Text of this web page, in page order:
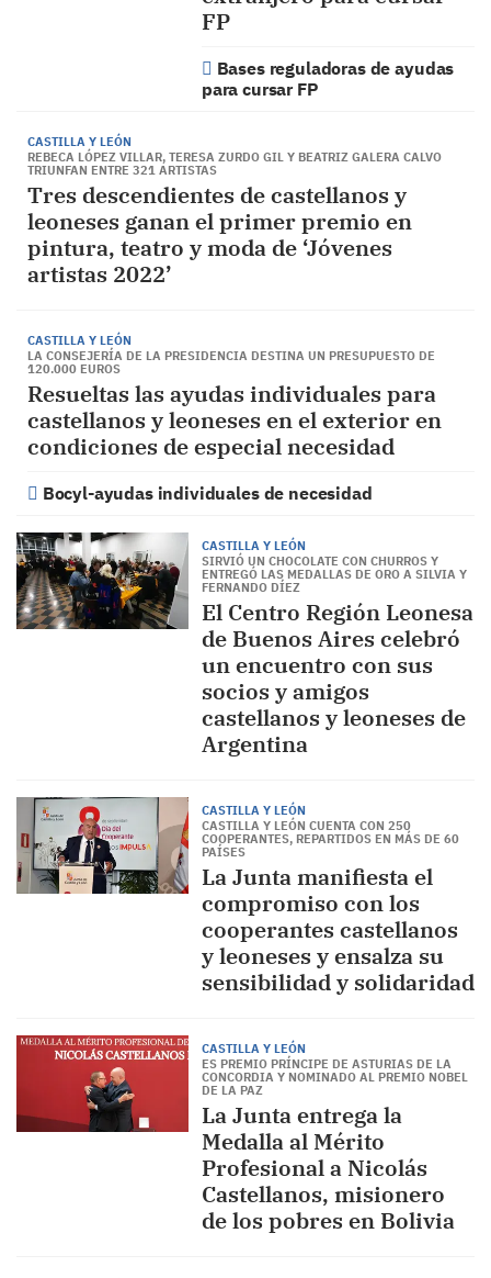
FP
Bases reguladoras de ayudas
para cursar FP
CASTILLA Y LEÓN
REBECA LÓPEZ VILLAR, TERESA ZURDO GIL Y BEATRIZ GALERA CALVO
TRIUNFAN ENTRE 321 ARTISTAS
Tres descendientes de castellanos y
leoneses ganan el primer premio en
pintura, teatro y moda de ‘Jóvenes
artistas 2022’
CASTILLA Y LEÓN
LA CONSEJERÍA DE LA PRESIDENCIA DESTINA UN PRESUPUESTO DE
120.000 EUROS
Resueltas las ayudas individuales para
castellanos y leoneses en el exterior en
condiciones de especial necesidad
Bocyl-ayudas individuales de necesidad
CASTILLA Y LEÓN
SIRVIÓ UN CHOCOLATE CON CHURROS Y
ENTREGÓ LAS MEDALLAS DE ORO A SILVIA Y
FERNANDO DÍEZ
El Centro Región Leonesa
de Buenos Aires celebró
un encuentro con sus
socios y amigos
castellanos y leoneses de
Argentina
CASTILLA Y LEÓN
CASTILLA Y LEÓN CUENTA CON 250
COOPERANTES, REPARTIDOS EN MÁS DE 60
PAÍSES
La Junta manifiesta el
compromiso con los
cooperantes castellanos
y leoneses y ensalza su
sensibilidad y solidaridad
CASTILLA Y LEÓN
ES PREMIO PRÍNCIPE DE ASTURIAS DE LA
CONCORDIA Y NOMINADO AL PREMIO NOBEL
DE LA PAZ
La Junta entrega la
Medalla al Mérito
Profesional a Nicolás
Castellanos, misionero
de los pobres en Bolivia